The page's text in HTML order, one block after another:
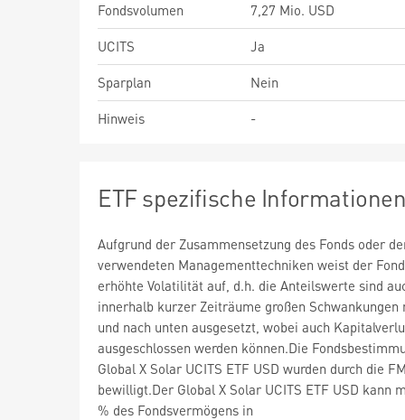
Fondsvolumen
7,27 Mio. USD
UCITS
Ja
Sparplan
Nein
Hinweis
-
ETF spezifische
Aufgrund der Zusammensetzung des Fonds oder
verwendeten Managementtechniken weist der
erhöhte Volatilität auf, d.h. die Anteilswerte sind
innerhalb kurzer Zeiträume großen Schwankungen
und nach unten ausgesetzt, wobei auch
ausgeschlossen werden können.Die
Global X Solar UCITS ETF USD wurden durch die
bewilligt.Der Global X Solar UCITS ETF USD kann
% des Fondsvermögens in